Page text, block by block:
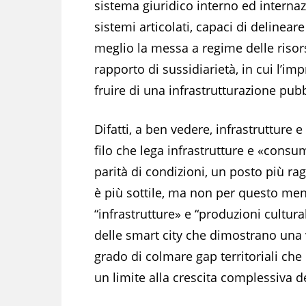
sistema giuridico interno ed
sistemi articolati, capaci di
meglio la messa a regime delle
rapporto di sussidiarietà, in cui
fruire di una infrastrutturazione
Difatti, a ben vedere, infrastrutture
filo che lega infrastrutture e
parità di condizioni, un posto più
è più sottile, ma non per questo
“infrastrutture» e “produzioni
delle smart city che dimostrano
grado di colmare gap territoriali
un limite alla crescita complessiva